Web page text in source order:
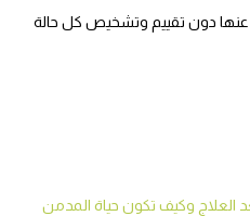
عنها دون تقييم وتشخيص كل حالة
وكيف تكون حياة المدمن